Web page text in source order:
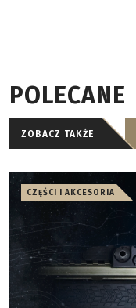
POLECANE
ZOBACZ TAKŻE
CZĘŚCI I AKCESORIA